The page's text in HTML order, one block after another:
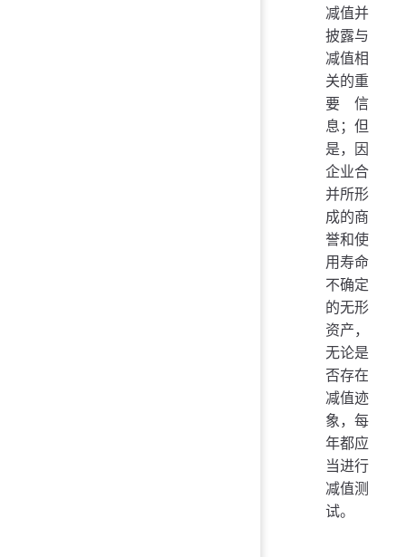
减值并
披露与
减值相
关的重
要信
息；但
是，因
企业合
并所形
成的商
誉和使
用寿命
不确定
的无形
资产，
无论是
否存在
减值迹
象，每
年都应
当进行
减值测
试。